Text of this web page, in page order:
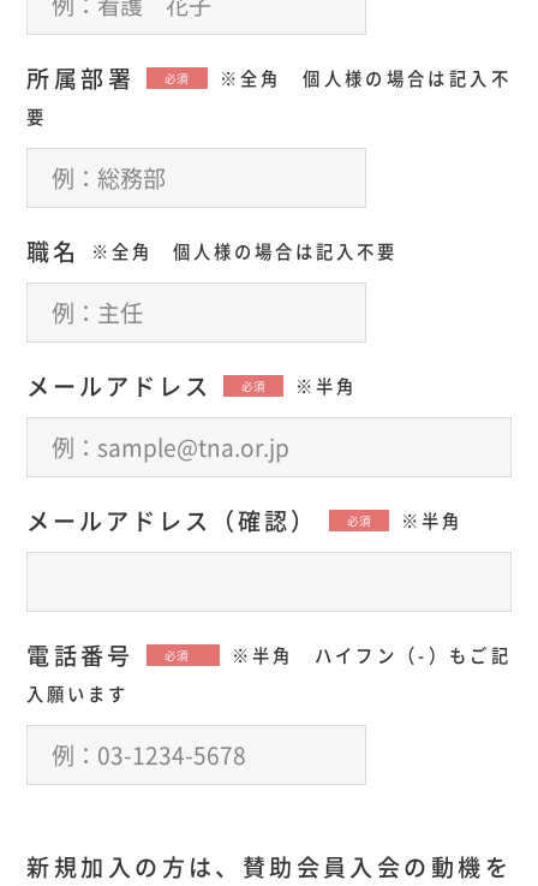
所属部署 必須
※全角 個人様の場合は記入不
要
職名 ※全角 個人様の場合は記入不要
メールアドレス 必須 ※半角
メールアドレス（確認） 必須 ※半角
電話番号 必須
※半角 ハイフン（-）もご記
入願います
新規加入の方は、賛助会員入会の動機を